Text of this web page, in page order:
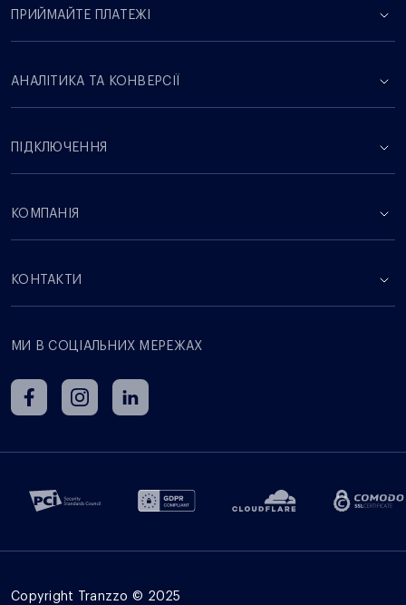
ПРИЙМАЙТЕ ПЛАТЕЖІ
АНАЛІТИКА ТА КОНВЕРСІЇ
ПІДКЛЮЧЕННЯ
КОМПАНІЯ
КОНТАКТИ
МИ В СОЦІАЛЬНИХ МЕРЕЖАХ
Copyright Tranzzo © 2025